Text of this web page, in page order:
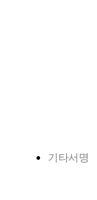
기타서명